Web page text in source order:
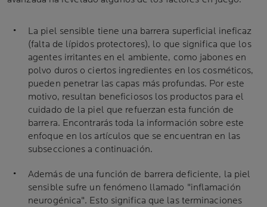
La piel sensible tiene una barrera superficial ineficaz
(falta de lípidos protectores), lo que significa que los
agentes irritantes en el ambiente, como jabones en
polvo duros o ciertos ingredientes en los cosméticos,
pueden penetrar las capas más profundas. Por este
motivo, resultan beneficiosos los productos para el
cuidado de la piel que refuerzan esta función de
barrera. Encontrarás toda la información sobre este
enfoque en los artículos que se encuentran en las
subsecciones a continuación.
Además de una función de barrera deficiente, la piel
sensible sufre un fenómeno llamado "inflamación
neurogénica". Esto significa que las terminaciones